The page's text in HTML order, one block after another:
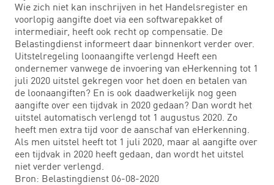
Wie zich niet kan inschrijven in het Handelsregister en
voorlopig aangifte doet via een softwarepakket of
intermediair, heeft ook recht op compensatie. De
Belastingdienst informeert daar binnenkort verder over.
Uitstelregeling loonaangifte verlengd Heeft een
ondernemer vanwege de invoering van eHerkenning tot 1
juli 2020 uitstel gekregen voor het doen en betalen van
de loonaangiften? En is ook daadwerkelijk nog geen
aangifte over een tijdvak in 2020 gedaan? Dan wordt het
uitstel automatisch verlengd tot 1 augustus 2020. Zo
heeft men extra tijd voor de aanschaf van eHerkenning.
Als men uitstel heeft tot 1 juli 2020, maar al aangifte over
een tijdvak in 2020 heeft gedaan, dan wordt het uitstel
niet verder verlengd.
Bron: Belastingdienst 06-08-2020